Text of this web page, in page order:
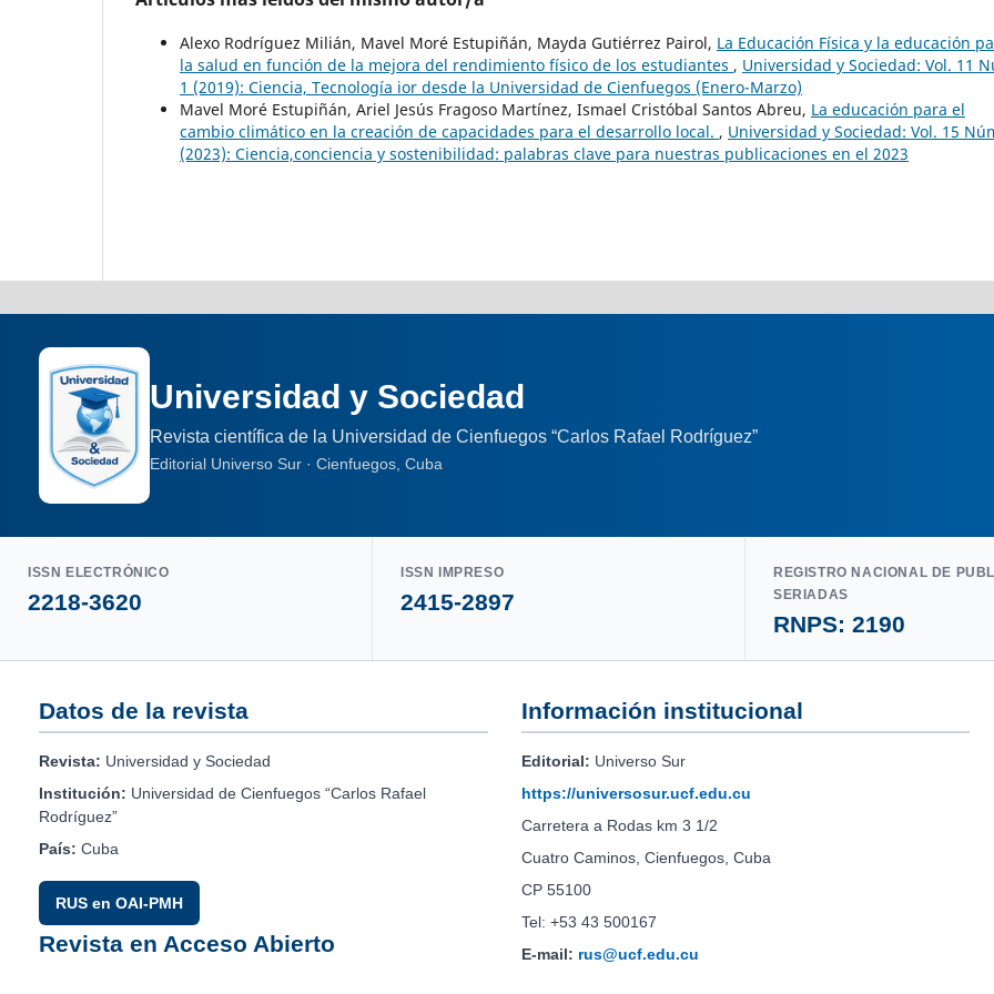
Alexo Rodríguez Milián, Mavel Moré Estupiñán, Mayda Gutiérrez Pairol, La Educación Física y la educación
la salud en función de la mejora del rendimiento físico de los estudiantes , Universidad y Sociedad: Vol. 11
1 (2019): Ciencia, Tecnología ior desde la Universidad de Cienfuegos (Enero-Marzo)
Mavel Moré Estupiñán, Ariel Jesús Fragoso Martínez, Ismael Cristóbal Santos Abreu, La educación para el
cambio climático en la creación de capacidades para el desarrollo local. , Universidad y Sociedad: Vol. 15
(2023): Ciencia,conciencia y sostenibilidad: palabras clave para nuestras publicaciones en el 2023
Universidad y Sociedad
Revista científica de la Universidad de Cienfuegos “Carlos Rafael Rodríguez”
Editorial Universo Sur · Cienfuegos, Cuba
ISSN ELECTRÓNICO
2218-3620
ISSN IMPRESO
2415-2897
REGISTRO NACIONAL DE
SERIADAS
RNPS: 2190
Datos de la revista
Revista: Universidad y Sociedad
Institución: Universidad de Cienfuegos “Carlos Rafael
Rodríguez”
País: Cuba
RUS en OAI-PMH
Revista en Acceso Abierto
Información institucional
Editorial: Universo Sur
https://universosur.ucf.edu.cu
Carretera a Rodas km 3 1/2
Cuatro Caminos, Cienfuegos, Cuba
CP 55100
Tel: +53 43 500167
E-mail: rus@ucf.edu.cu